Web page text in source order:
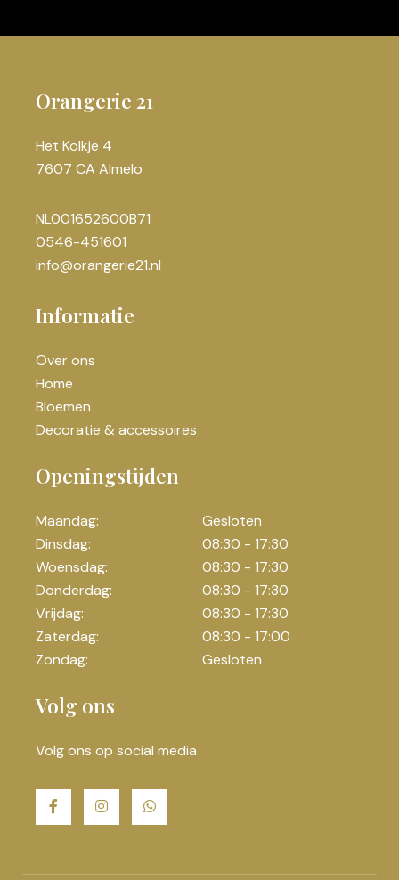
Orangerie 21
Het Kolkje 4
7607 CA Almelo
NL001652600B71
0546-451601
info@orangerie21.nl
Informatie
Over ons
Home
Bloemen
Decoratie & accessoires
Openingstijden
Maandag:
Gesloten
Dinsdag:
08:30 - 17:30
Woensdag:
08:30 - 17:30
Donderdag:
08:30 - 17:30
Vrijdag:
08:30 - 17:30
Zaterdag:
08:30 - 17:00
Zondag:
Gesloten
Volg ons
Volg ons op social media